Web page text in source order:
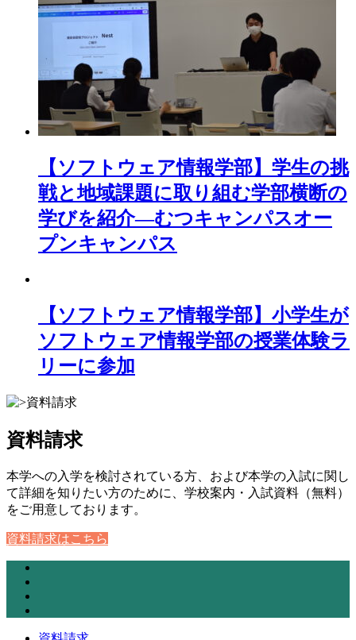
【ソフトウェア情報学部】学生の挑
戦と地域課題に取り組む学部横断の
学びを紹介―むつキャンパスオー
プンキャンパス
【ソフトウェア情報学部】小学生が
ソフトウェア情報学部の授業体験ラ
リーに参加
資料請求
本学への入学を検討されている方、および本学の入試に関し
て詳細を知りたい方のために、学校案内・入試資料（無料）
をご用意しております。
資料請求はこちら